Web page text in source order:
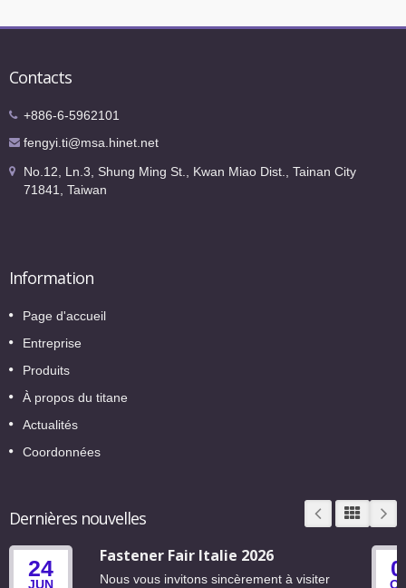
Contacts
+886-6-5962101
fengyi.ti@msa.hinet.net
No.12, Ln.3, Shung Ming St., Kwan Miao Dist., Tainan City
71841, Taiwan
Information
Page d'accueil
Entreprise
Produits
À propos du titane
Actualités
Coordonnées
Dernières nouvelles
24
JUN
Fastener Fair Italie 2026
Nous vous invitons sincèrement à visiter